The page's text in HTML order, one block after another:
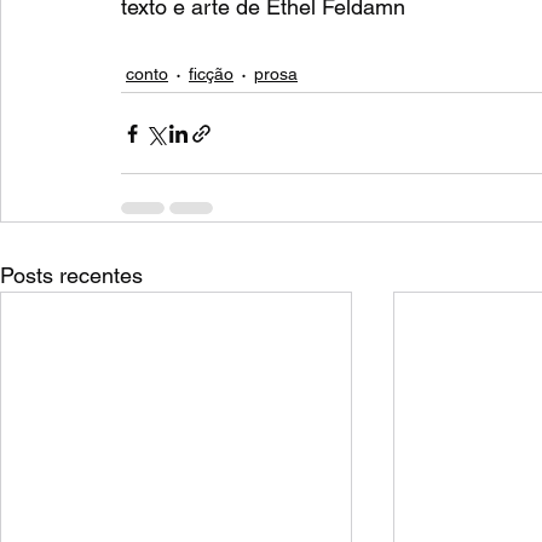
texto e arte de Ethel Feldamn
conto ficção prosa
Posts recentes